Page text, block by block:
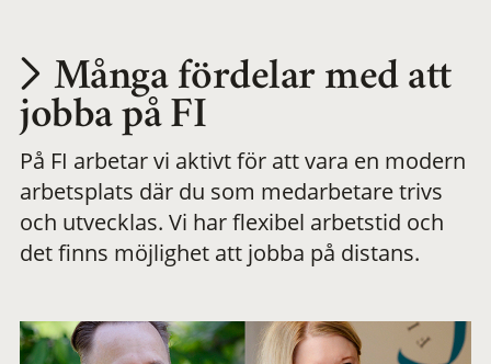
Utvecklas på en
meningsfull och
flexibel
Många fördelar med att
jobba på FI
På FI arbetar vi aktivt för att vara en modern
arbetsplats där du som medarbetare trivs
och utvecklas. Vi har flexibel arbetstid och
det finns möjlighet att jobba på distans.